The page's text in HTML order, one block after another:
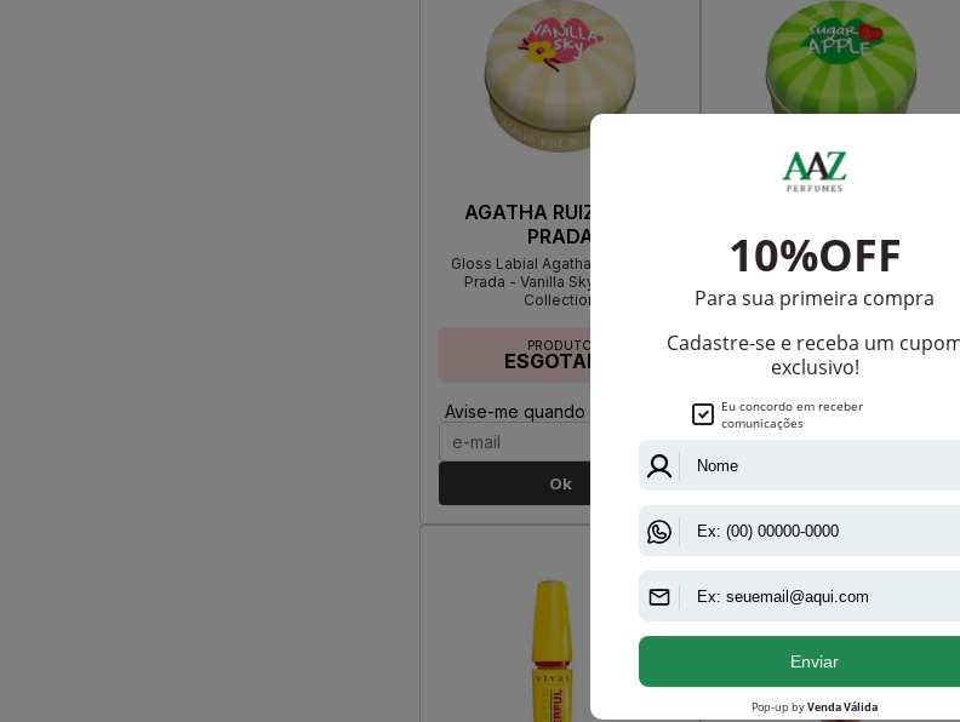
AGATHA RUIZ DE LA
PRADA
Gloss Labial Agatha Ruiz de La
Prada - Vanilla Sky Kiss me
Collection
PRODUTO
ESGOTADO
Avise-me quando disponível:
Ok
PRADA
Gloss Labial Agatha Ruiz de La
Collection Lip Balm
PRODUTO
ESGOTADO
Avise-me quando disponível: